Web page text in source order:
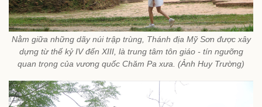
Nằm giữa những dãy núi trập trùng, Thánh địa Mỹ Sơn được xây
dựng từ thế kỷ IV đến XIII, là trung tâm tôn giáo - tín ngưỡng
quan trọng của vương quốc Chăm Pa xưa. (Ảnh Huy Trường)